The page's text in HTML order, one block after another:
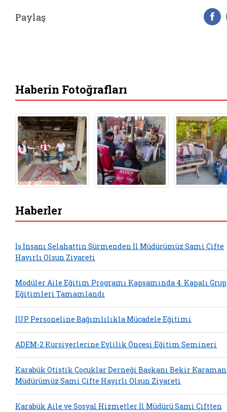
Paylaş
Haberin Fotoğrafları
Haberler
İş İnsanı Selahattin Sürmenden İl Müdürümüz Sami Çifte
Hayırlı Olsun Ziyareti
Modüler Aile Eğitim Programı Kapsamında 4. Kapalı Grup
Eğitimleri Tamamlandı
İUP Personeline Bağımlılıkla Mücadele Eğitimi
ADEM-2 Kursiyerlerine Evlilik Öncesi Eğitim Semineri
Karabük Otistik Çocuklar Derneği Başkanı Bekir
Müdürümüz Sami Çifte Hayırlı Olsun Ziyareti
Karabük Aile ve Sosyal Hizmetler İl Müdürü Sami Çiftten